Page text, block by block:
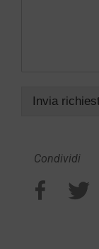
Invia
Condividi